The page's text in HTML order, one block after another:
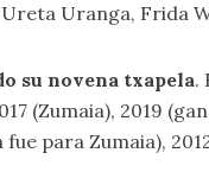
Uranga, Frida
su novena txapela.
(Zumaia), 2019
fue para Zumaia),